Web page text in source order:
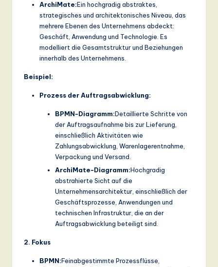
ArchiMate:Ein hochgradig abstraktes,
strategisches und architektonisches Niveau, das
mehrere Ebenen des Unternehmens abdeckt:
Geschäft, Anwendung und Technologie. Es
modelliert die Gesamtstruktur und Beziehungen
innerhalb des Unternehmens.
Beispiel:
Prozess der Auftragsabwicklung:
BPMN-Diagramm:Detaillierte Schritte von
der Auftragsaufnahme bis zur Lieferung,
einschließlich Aktivitäten wie
Zahlungsabwicklung, Warenlagerentnahme,
Verpackung und Versand.
ArchiMate-Diagramm:Hochgradig
abstrahierte Sicht auf die
Unternehmensarchitektur, einschließlich der
Geschäftsprozesse, Anwendungen und
technischen Infrastruktur, die an der
Auftragsabwicklung beteiligt sind.
2. Fokus
BPMN:Feinabgestimmte Prozessflüsse,